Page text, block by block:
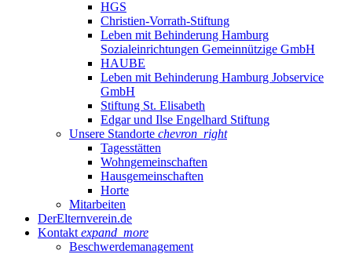
HGS
Christien-Vorrath-Stiftung
Leben mit Behinderung Hamburg
Sozialeinrichtungen Gemeinnützige GmbH
HAUBE
Leben mit Behinderung Hamburg Jobservice
GmbH
Stiftung St. Elisabeth
Edgar und Ilse Engelhard Stiftung
Unsere Standorte chevron_right
Tagesstätten
Wohngemeinschaften
Hausgemeinschaften
Horte
Mitarbeiten
DerElternverein.de
Kontakt expand_more
Beschwerdemanagement